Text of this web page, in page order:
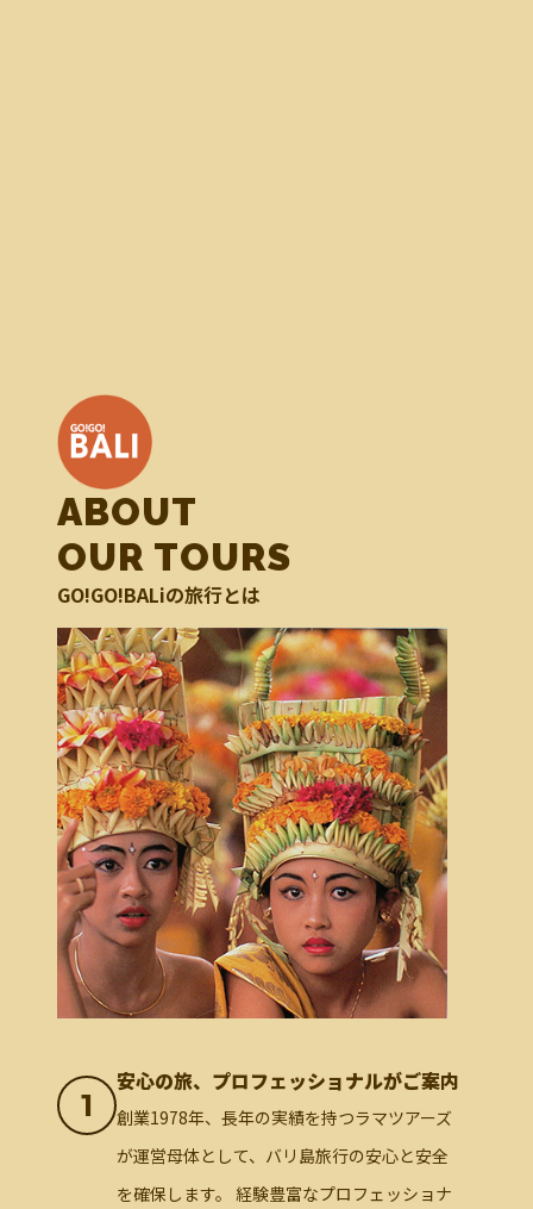
ABOUT
OUR TOURS
GO!GO!BALiの旅行とは
1
安心の旅、プロフェッショナルがご案内
創業1978年、長年の実績を持つラマツアーズ
が運営母体として、バリ島旅行の安心と安全
を確保します。 経験豊富なプロフェッショナ